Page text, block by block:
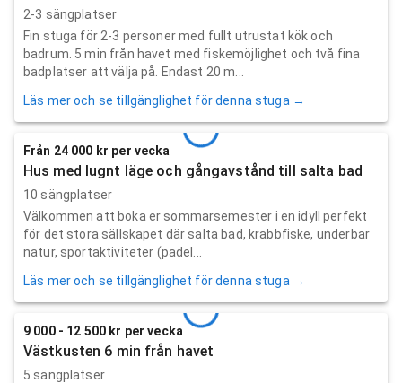
2-3 sängplatser
Fin stuga för 2-3 personer med fullt utrustat kök och
badrum. 5 min från havet med fiskemöjlighet och två fina
badplatser att välja på. Endast 20 m...
Läs mer och se tillgänglighet för denna stuga →
Från 24 000 kr per vecka
Hus med lugnt läge och gångavstånd till salta bad
10 sängplatser
Välkommen att boka er sommarsemester i en idyll perfekt
för det stora sällskapet där salta bad, krabbfiske, underbar
natur, sportaktiviteter (padel...
Läs mer och se tillgänglighet för denna stuga →
9 000 - 12 500 kr per vecka
Västkusten 6 min från havet
5 sängplatser